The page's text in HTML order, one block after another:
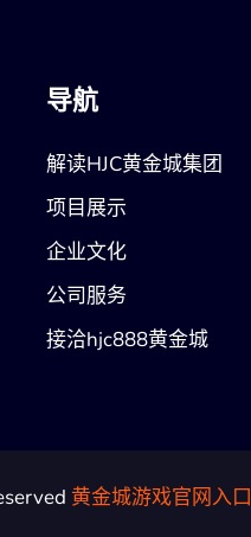
导航
解读HJC黄金城集团
项目展示
企业文化
公司服务
接洽hjc888黄金城
黄金城游戏官网入口